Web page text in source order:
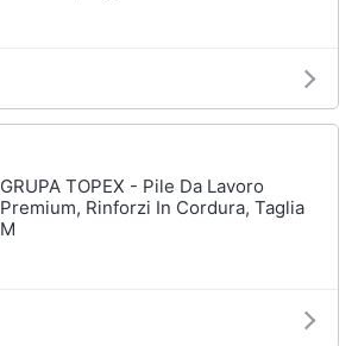
GRUPA TOPEX - Pile Da Lavoro
Premium, Rinforzi In Cordura, Taglia
M